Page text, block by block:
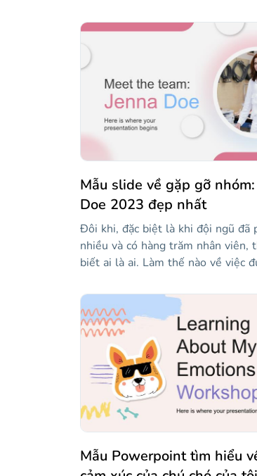
đều yêu thích những thiết kế
mọi người làm quen với bạn và
thiết kế thú vị này! Bạn có thể nói
của mình trong các slide của nó,
toàn có thể chỉnh sửa để chúng có
chỉnh theo tính cách của bạn
Mẫu slide về gặp gỡ nhóm:
Doe 2023 đẹp nhất
Đôi khi, đặc biệt là khi đội ngũ đã
nhiều và có hàng trăm nhân viên,
biết ai là ai. Làm thế nào về việc
để mọi người biết chính xác vị trí
của họ trong công ty? Mẫu này sẽ
điều đó và để làm cho nó trực
thử tận dụng tối đa độ dốc, hình
bố cục đi kèm. Cung cấp một liên
sắc cho các thông tin: kỹ năng,
về công việc của họ...
Mẫu Powerpoint tìm hiểu